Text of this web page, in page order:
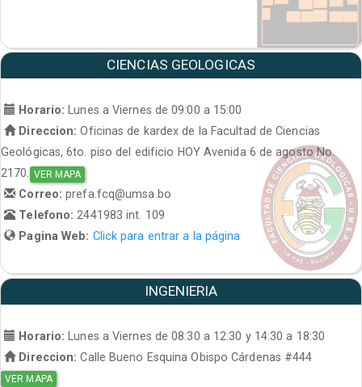
CIENCIAS GEOLOGICAS
Horario: Lunes a Viernes de 09:00 a 15:00
Direccion: Oficinas de kardex de la Facultad de Ciencias
Geológicas, 6to. piso del edificio HOY Avenida 6 de agosto No.
2170. VER MAPA
Correo:prefa.fcq@umsa.bo
Telefono:2441983 int. 109
Pagina Web: Click para entrar a la página
INGENIERIA
Horario:
Lunes a Viernes de 08:30 a 12:30 y 14:30 a 18:30
Direccion: Calle Bueno Esquina Obispo Cárdenas #444
VER MAPA